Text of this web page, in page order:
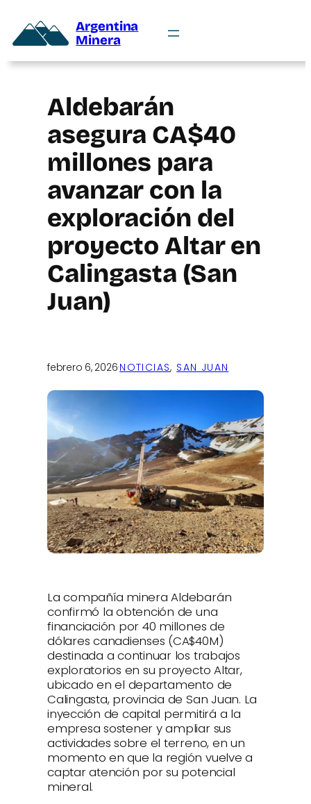
Argentina
Minera
Aldebarán
asegura CA$40
millones para
avanzar con la
exploración del
proyecto Altar en
Calingasta (San
Juan)
febrero 6, 2026·NOTICIAS, SAN JUAN
La compañía minera Aldebarán
confirmó la obtención de una
financiación por 40 millones de
dólares canadienses (CA$40M)
destinada a continuar los trabajos
exploratorios en su proyecto Altar,
ubicado en el departamento de
Calingasta, provincia de San Juan. La
inyección de capital permitirá a la
empresa sostener y ampliar sus
actividades sobre el terreno, en un
momento en que la región vuelve a
captar atención por su potencial
mineral.